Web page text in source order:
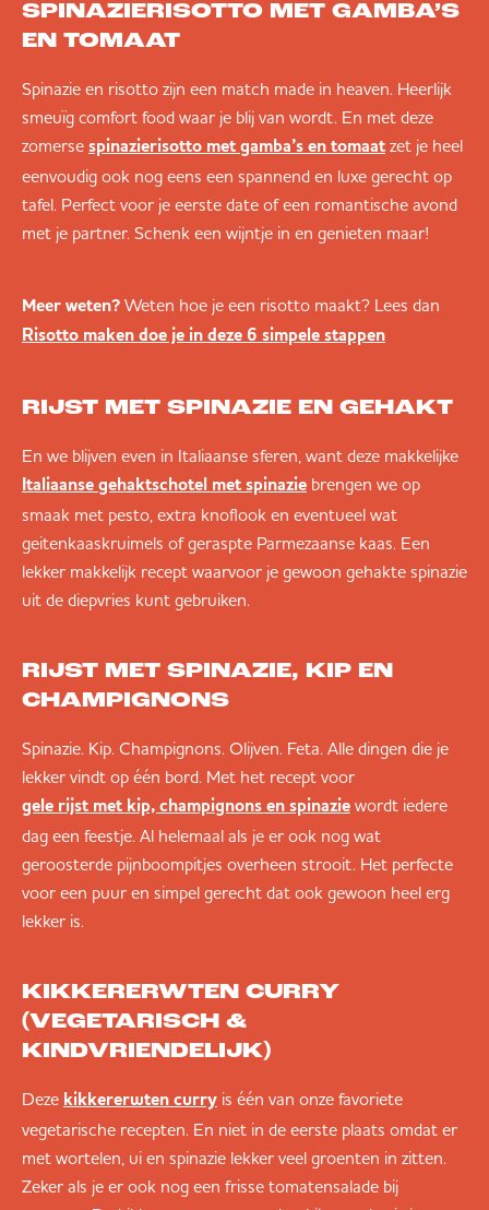
SPINAZIERISOTTO MET GAMBA’S
EN TOMAAT
Spinazie en risotto zijn een match made in heaven. Heerlijk
smeuïg comfort food waar je blij van wordt. En met deze
zomerse spinazierisotto met gamba’s en tomaat zet je heel
eenvoudig ook nog eens een spannend en luxe gerecht op
tafel. Perfect voor je eerste date of een romantische avond
met je partner. Schenk een wijntje in en genieten maar!
Meer weten? Weten hoe je een risotto maakt? Lees dan
Risotto maken doe je in deze 6 simpele stappen
RIJST MET SPINAZIE EN GEHAKT
En we blijven even in Italiaanse sferen, want deze makkelijke
Italiaanse gehaktschotel met spinazie brengen we op
smaak met pesto, extra knoflook en eventueel wat
geitenkaaskruimels of geraspte Parmezaanse kaas. Een
lekker makkelijk recept waarvoor je gewoon gehakte spinazie
uit de diepvries kunt gebruiken.
RIJST MET SPINAZIE, KIP EN
CHAMPIGNONS
Spinazie. Kip. Champignons. Olijven. Feta. Alle dingen die je
lekker vindt op één bord. Met het recept voor
gele rijst met kip, champignons en spinazie wordt iedere
dag een feestje. Al helemaal als je er ook nog wat
geroosterde pijnboompitjes overheen strooit. Het perfecte
voor een puur en simpel gerecht dat ook gewoon heel erg
lekker is.
KIKKERERWTEN CURRY
(VEGETARISCH &
KINDVRIENDELIJK)
Deze kikkererwten curry is één van onze favoriete
vegetarische recepten. En niet in de eerste plaats omdat er
met wortelen, ui en spinazie lekker veel groenten in zitten.
Zeker als je er ook nog een frisse tomatensalade bij